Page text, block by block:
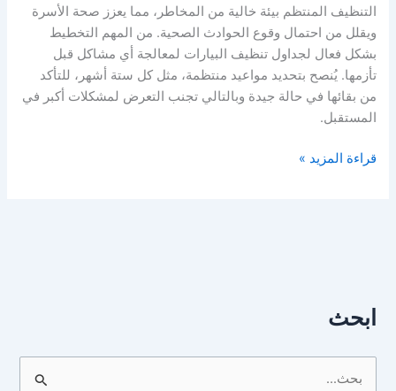
التنظيف المنتظم بيئة خالية من المخاطر، مما يعزز صحة الأسرة
ويقلل من احتمال وقوع الحوادث الصحية. من المهم التخطيط
بشكل فعال لجداول تنظيف البيارات لمعالجة أي مشاكل قبل
تأزمها. يُنصح بتحديد مواعيد منتظمة، مثل كل ستة أشهر، للتأكد
من بقائها في حالة جيدة وبالتالي تجنب التعرض لمشكلات أكبر في
المستقبل.
قراءة المزيد »
ابحث